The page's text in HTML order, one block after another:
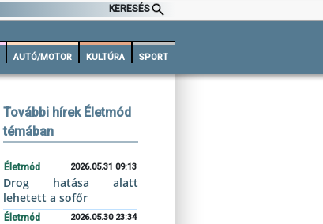
KERESÉS
AUTÓ/MOTOR KULTÚRA SPORT
További hírek Életmód
témában
Életmód 2026.05.31 09:13
Drog hatása alatt
lehetett a sofőr
Életmód 2026.05.30 23:34